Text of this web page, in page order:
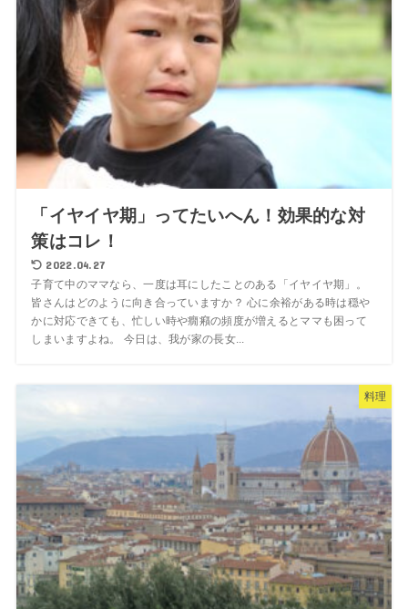
「イヤイヤ期」ってたいへん！効果的な対
策はコレ！
2022.04.27
子育て中のママなら、一度は耳にしたことのある「イヤイヤ期」。
皆さんはどのように向き合っていますか？ 心に余裕がある時は穏や
かに対応できても、忙しい時や癇癪の頻度が増えるとママも困って
しまいますよね。 今日は、我が家の長女...
料理